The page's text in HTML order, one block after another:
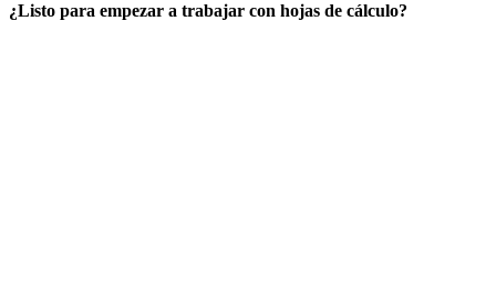
¿Listo para empezar a trabajar con hojas de cálculo?